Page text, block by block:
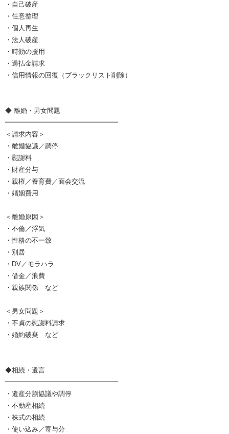
・自己破産
・任意整理
・個人再生
・法人破産
・時効の援用
・過払金請求
・信用情報の回復（ブラックリスト削除）
◆ 離婚・男女問題
━━━━━━━━━━━━━━━━━
＜請求内容＞
・離婚協議／調停
・慰謝料
・財産分与
・親権／養育費／面会交流
・婚姻費用
＜離婚原因＞
・不倫／浮気
・性格の不一致
・別居
・DV／モラハラ
・借金／浪費
・親族関係 など
＜男女問題＞
・不貞の慰謝料請求
・婚約破棄 など
◆相続・遺言
━━━━━━━━━━━━━━━━━
・遺産分割協議や調停
・不動産相続
・株式の相続
・使い込み／寄与分